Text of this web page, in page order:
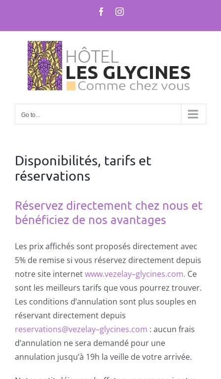
content
FacebookInstagram
Go to...
Disponibilités, tarifs et
réservations
Réservez directement chez nous et
bénéficiez de nos avantages
Les prix affichés sont proposés directement avec
5% de remise si vous réservez directement depuis
notre site internetwww.vezelay–glycines.com. Ce
sont les meilleurs tarifs que vous pourrez trouver.
Les conditions d’annulation sont plus souples en
réservant directement depuis
reservations@vezelay–glycines.com : aucun frais
d’annulation ne sera demandé pour une
annulation jusqu’à 19h la veille de votre arrivée.